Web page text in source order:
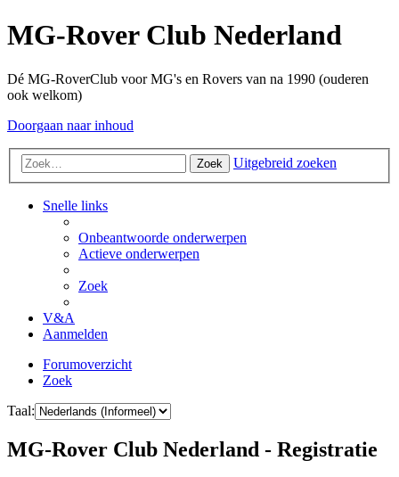
MG-Rover Club Nederland
Dé MG-RoverClub voor MG's en Rovers van na 1990 (ouderen
ook welkom)
Doorgaan naar inhoud
Zoek Uitgebreid zoeken
Snelle links
Onbeantwoorde onderwerpen
Actieve onderwerpen
Zoek
V&A
Aanmelden
Forumoverzicht
Zoek
Taal:
MG-Rover Club Nederland - Registratie